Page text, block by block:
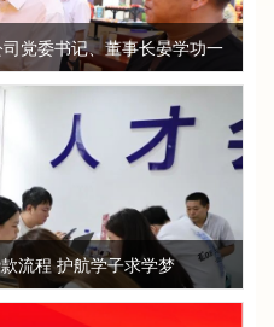
党委书记、董事长晏学功一
调研
流程 护航学子求学梦